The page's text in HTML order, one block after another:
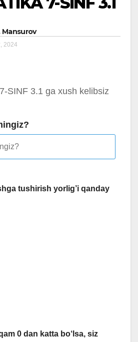
Mansurov
2024
SINF 3.1 ga xush kelibsiz
tushirish yorlig’i qanday
0 dan katta bo‘lsa, siz